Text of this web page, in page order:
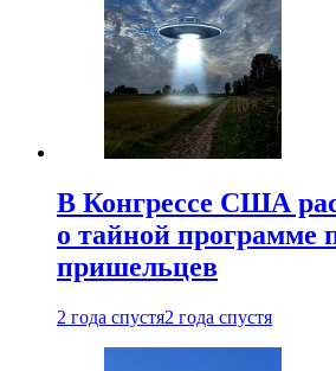
В Конгрессе США
о тайной программе
пришельцев
2 года спустя2 года спустя